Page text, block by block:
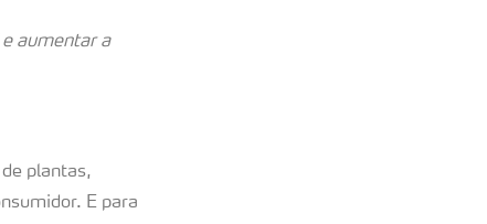
aumentar a
plantas,
E para